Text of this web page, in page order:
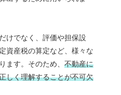
けでなく、評価や担保設
資産税の算定など、様々な
ます。そのため、 不動産に
しく理解することが不可欠